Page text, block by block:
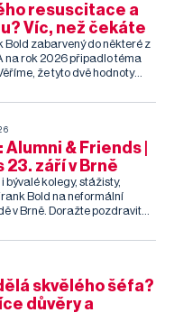
advokacie v praxi – od
až po AI a automatizaci.
překvapilo a co pro něj
resuscitace a
Víc, než čekáte
Bold zabarvený do některé z
na rok 2026 připadlo téma
že tyto dvě hodnoty
s převzetím odpovědnosti a
& Friends |
23. září v Brně
bývalé kolegy, stážisty,
Bold na neformální
v Brně. Doražte pozdravit
jídla, pití a zábavy.
skvělého šéfa?
důvěry a